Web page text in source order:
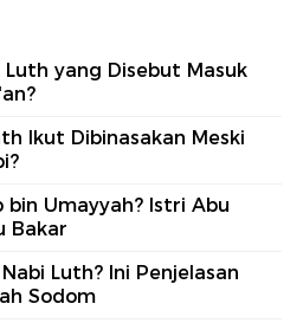
yang Disebut Masuk
Ikut Dibinasakan Meski
Umayyah? Istri Abu
Bakar
Luth? Ini Penjelasan
Sodom